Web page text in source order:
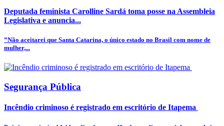
Deputada feminista Carolline Sardá toma posse na Assembleia
Legislativa e anuncia...
”Não aceitarei que Santa Catarina, o único estado no Brasil com nome de
mulher,...
Segurança Pública
Incêndio criminoso é registrado em escritório de Itapema